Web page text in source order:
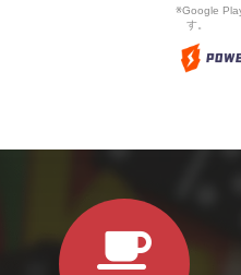
※Google
す。